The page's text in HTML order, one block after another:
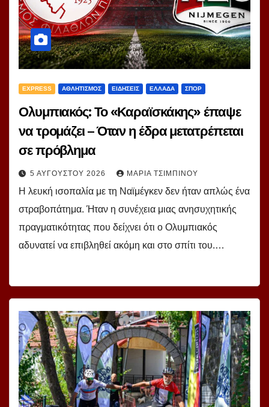
EXPRESS ΑΘΛΗΤΙΣΜΟΣ ΕΙΔΗΣΕΙΣ ΕΛΛΑΔΑ ΣΠΟΡ
Ολυμπιακός: Το «Καραϊσκάκης» έπαψε
να τρομάζει – Όταν η έδρα μετατρέπεται
σε πρόβλημα
5 ΑΥΓΟΎΣΤΟΥ 2026 ΜΑΡΊΑ ΤΣΙΜΠΙΝΟΎ
Η λευκή ισοπαλία με τη Ναϊμέγκεν δεν ήταν απλώς ένα
στραβοπάτημα. Ήταν η συνέχεια μιας ανησυχητικής
πραγματικότητας που δείχνει ότι ο Ολυμπιακός
αδυνατεί να επιβληθεί ακόμη και στο σπίτι του.…